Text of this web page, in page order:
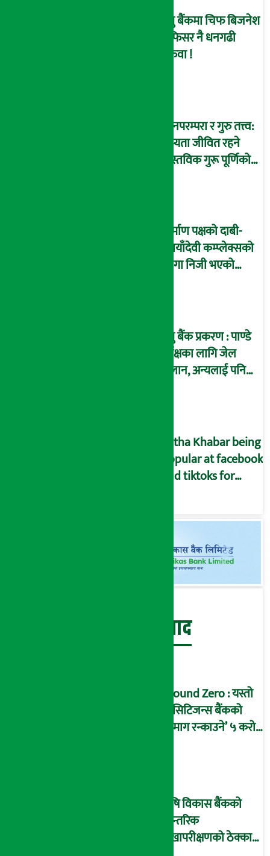
प्रभु बैंकमा चिफ बिजनेश
अफिसर नै धनगढी
सरुवा !
ज्ञानपरम्परा र गुरु तत्त्व:
सभ्यता जीवित रहने
वास्तविक गुरू पूर्णिको
निर्माण पक्षको दाबी-
‘छायाँदेवी कम्प्लेक्सको
जग्गा निजी भएको
प्रभु बैंक प्रकरण : पाण्डे
पूर्पक्षका लागि जेल
चलान, अन्यलाई पनि
Artha Khabar being
popular at facebook
and tiktoks for
from across Nepal.
बेथिति मुर्दाबाद
Ground Zero : यस्तो
छ सिटिजन्स बैंकको
‘दिमाग रन्काउने’ ५ करोड
कृषि विकास बैंकको
आन्तरिक
लेखापरीक्षणको ठेक्का